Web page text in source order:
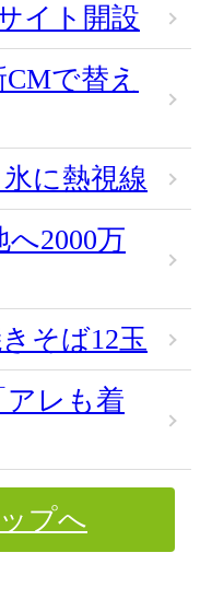
イト開設
で替え
に熱視線
2000万
そば12玉
レも着
プへ